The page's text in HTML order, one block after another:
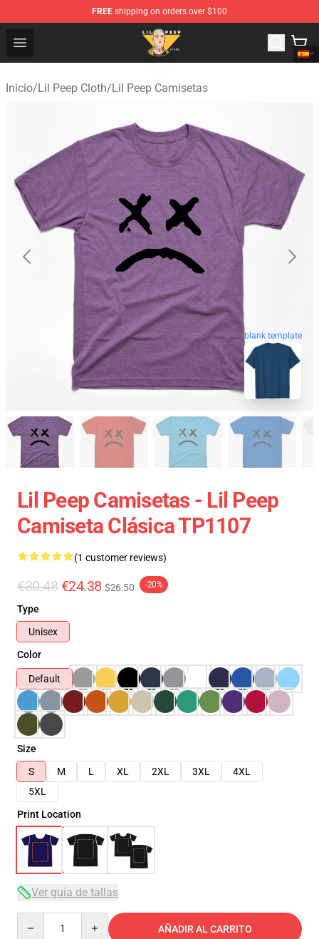
FREE shipping on orders over $100
Open menu
Lil Peep Store - Official Lil Peep Merchandise Shop
Inicio/Lil Peep Cloth/Lil Peep Camisetas
blank template
Lil Peep Camisetas - Lil Peep
Camiseta Clásica TP1107
(1 customer reviews)
€30.48 €24.38 $26.50 -20%
Type
Unisex
Color
Default
Size
S
M L XL 2XL 3XL
4XL
5XL
Print Location
Ver guía de tallas
AÑADIR AL CARRITO